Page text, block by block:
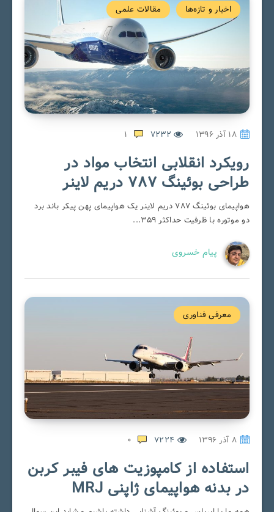
اخبار و تازه‌ها مقالات علمی
۱۸ آذر ۱۳۹۶ 7232
1
رویکرد انقلابی انتخاب مواد در
طراحی بوئینگ ۷۸۷ دریم لاینر
هواپیمای بوئینگ 787 دریم لاینر یک هواپیمای پهن پیکر باند برد
دو موتوره با ظرفیت حداکثر 359...
پیام خسروی
معرفی فناوری
۸ آذر ۱۳۹۶ 0
استفاده از کامپوزیت های فیبر کربن
در بدنه هواپیمای ژاپنی MRJ